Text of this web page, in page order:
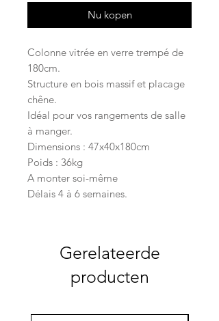
Nu kopen
Colonne vitrée en verre trempé de
180cm.
Structure en bois massif et placage
chêne.
Idéal pour vos rangements de salle
à manger.
Dimensions : 47x40x180cm
Poids : 36kg
A monter soi-même
Délais 4 à 6 semaines.
Gerelateerde
producten